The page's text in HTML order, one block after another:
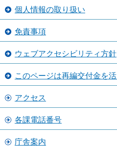
個人情報の取り扱い
免責事項
ウェブアクセシビリティ方針
このページは再編交付金を
アクセス
各課電話番号
庁舎案内